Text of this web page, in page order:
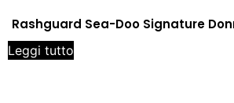
Rashguard Sea-Doo Signature
Leggi tutto